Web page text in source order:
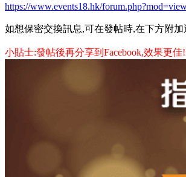
https://www.events18.hk/
如想保密交換訊息,可在發帖時,在下方附
小貼士:發帖後再分享到Facebook,效果更佳!